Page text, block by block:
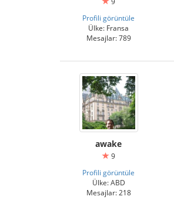
Profili görüntüle
Ülke: Fransa
Mesajlar: 789
awake
9
Profili görüntüle
Ülke: ABD
Mesajlar: 218